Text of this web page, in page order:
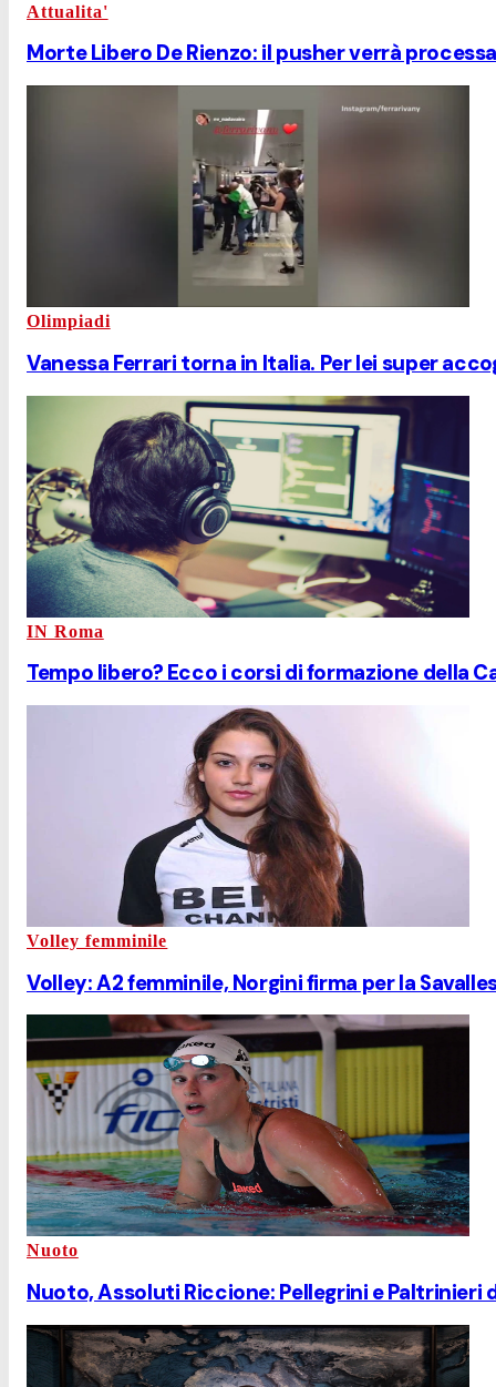
Attualita'
Morte Libero De Rienzo: il pusher verrà
Olimpiadi
Vanessa Ferrari torna in Italia. Per lei super
IN Roma
Tempo libero? Ecco i corsi di formazione della
Volley femminile
Volley: A2 femminile, Norgini firma per la
Nuoto
Nuoto, Assoluti Riccione: Pellegrini e Paltrinieri